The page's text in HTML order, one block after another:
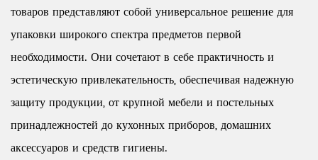
товаров представляют собой универсальное решение для
упаковки широкого спектра предметов первой
необходимости. Они сочетают в себе практичность и
эстетическую привлекательность, обеспечивая надежную
защиту продукции, от крупной мебели и постельных
принадлежностей до кухонных приборов, домашних
аксессуаров и средств гигиены.